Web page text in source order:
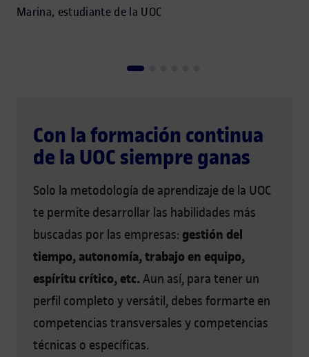
Marina, estudiante de la UOC
Con la formación continua
de la UOC siempre ganas
Solo la metodología de aprendizaje de la UOC
te permite desarrollar las habilidades más
buscadas por las empresas: gestión del
tiempo, autonomía, trabajo en equipo,
espíritu crítico, etc.Aun así, para tener un
perfil completo y versátil, debes formarte en
competencias transversales y competencias
técnicas o específicas.